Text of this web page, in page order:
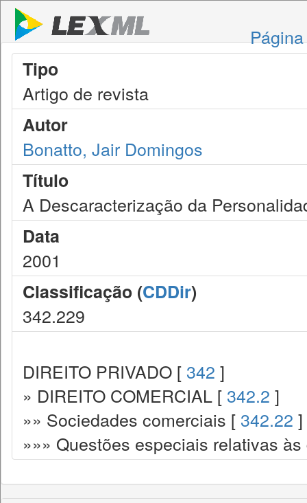
Tipo
Artigo de revista
Autor
Bonatto, Jair Domingos
Título
A Descaracterização da
Data
2001
Classificação (CDDir)
342.229
DIREITO PRIVADO [ 342 ]
» DIREITO COMERCIAL [ 342.2 ]
»» Sociedades comerciais [ 342.22 ]
»»» Questões especiais relativas